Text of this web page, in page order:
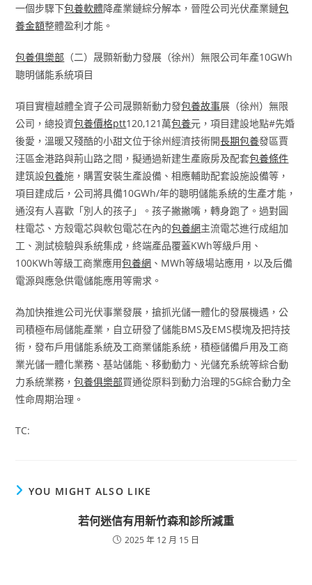
一個步驟下包養軟體降產業鏈綜分解本，晉陞公司光伏產業鏈包
養金額整體盈利才能。
包養俱樂部 （二）晟顥新動力發展（徐州）無限公司年產10GWh
聰明儲能系統項目
項目實檀越體全資子公司晟顥新動力發包養故事展（徐州）無限
公司，總投資包養價格ptt120,121萬包養元，項目建設地點#先婚
後愛，溫暖又殘酷的小甜文位于徐州經濟技術開長期包養發區賈
汪區金港路與荊山路之間，擬通過新建生產廠房及配套包養條件
建筑設包養施，購置安裝生產設備、相應輔助配套設施設備等，
項目建成后，公司將具備10GWh/年的聰明儲能系統的生產才能，
通沒有人喜歡「別人的孩子」。孩子撇撇嘴，轉身跑了。過對圓
柱電芯、方殼電芯與軟包電芯在內的包養網主流電芯進行成組加
工、測試檢驗與系統集成，終端產品覆蓋KWh等級戶用、
100KWh等級工商業應用包養網 、MWh等級場站應用，以及后備
電源與應急供電儲能應用等需求。
為加快推進公司光伏事業發展，搶抓光儲一體化的發展機遇，公
司積極布局儲能產業，自立研發了儲能BMS及EMS模塊及把持技
術，發布戶用儲能系統及工商業儲能系統，積極儲備戶用及工商
業光儲一體化業務、基站儲能、移動動力、光儲充系統等綜合動
力系統業務，包養俱樂部買通從原料到動力治理的5G綜合動力全
性命周期治理。
TC:
YOU MIGHT ALSO LIKE
若何迷信有用新竹森和診所減重
2025 年 12 月 15 日